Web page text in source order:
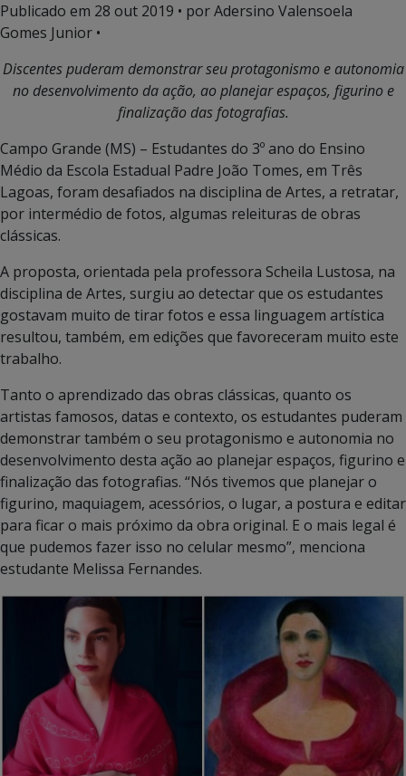
Publicado em 28 out 2019 • por Adersino Valensoela
Gomes Junior •
Discentes puderam demonstrar seu protagonismo e autonomia
no desenvolvimento da ação, ao planejar espaços, figurino e
finalização das fotografias.
Campo Grande (MS) – Estudantes do 3º ano do Ensino
Médio da Escola Estadual Padre João Tomes, em Três
Lagoas, foram desafiados na disciplina de Artes, a retratar,
por intermédio de fotos, algumas releituras de obras
clássicas.
A proposta, orientada pela professora Scheila Lustosa, na
disciplina de Artes, surgiu ao detectar que os estudantes
gostavam muito de tirar fotos e essa linguagem artística
resultou, também, em edições que favoreceram muito este
trabalho.
Tanto o aprendizado das obras clássicas, quanto os
artistas famosos, datas e contexto, os estudantes puderam
demonstrar também o seu protagonismo e autonomia no
desenvolvimento desta ação ao planejar espaços, figurino e
finalização das fotografias. “Nós tivemos que planejar o
figurino, maquiagem, acessórios, o lugar, a postura e editar
para ficar o mais próximo da obra original. E o mais legal é
que pudemos fazer isso no celular mesmo”, menciona
estudante Melissa Fernandes.